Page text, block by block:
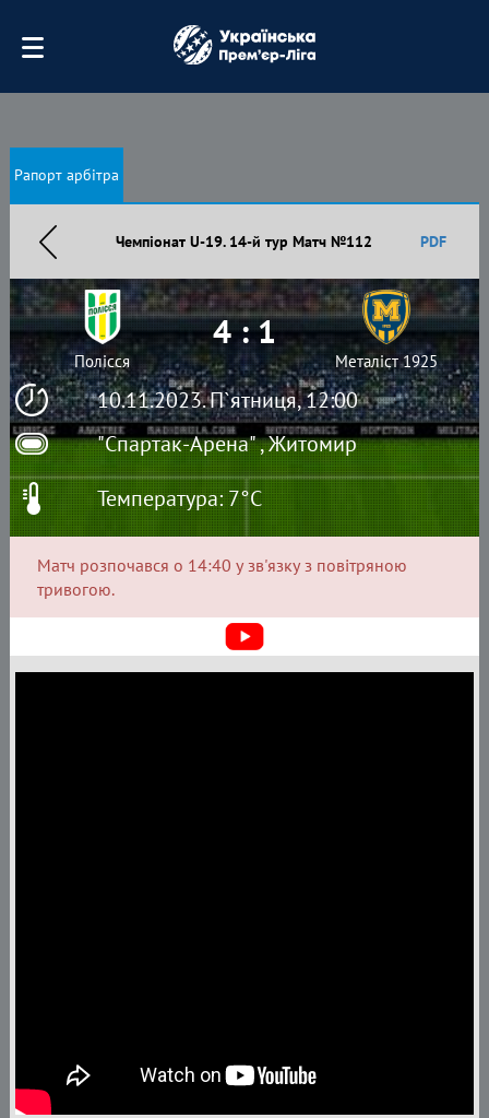
Рапорт арбітра
Чемпіонат U-19. 14-й тур Матч №112 PDF
10.11.2023. П`ятниця, 12:00
"Спартак-Арена" , Житомир
Полісся
4 : 1
Металіст 1925
Температура: 7°C
Матч розпочався о 14:40 у зв'язку з повітряною
тривогою.